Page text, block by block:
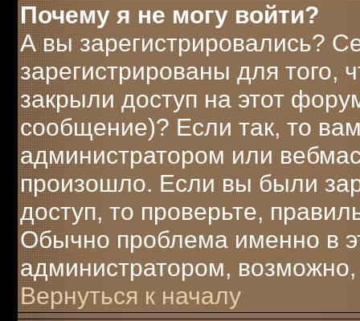
Почему я не могу войти?
А вы зарегистрировались?
зарегистрированы для
закрыли доступ на этот
сообщение)? Если так, то
администратором или
произошло. Если вы были
доступ, то проверьте,
Обычно проблема именно в
администратором,
Вернуться к началу